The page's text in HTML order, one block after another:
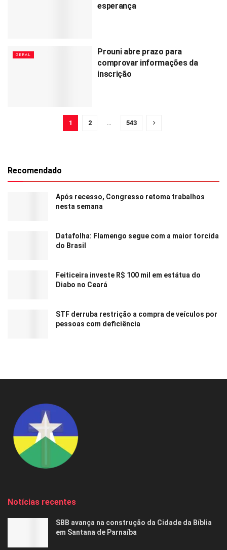
esperança
GERAL
Prouni abre prazo para
comprovar informações da
inscrição
1 2 543
Recomendado
Após recesso, Congresso retoma trabalhos
nesta semana
Datafolha: Flamengo segue com a maior torcida
do Brasil
Feiticeira investe R$ 100 mil em estátua do
Diabo no Ceará
STF derruba restrição a compra de veículos por
pessoas com deficiência
Notícias recentes
SBB avança na construção da Cidade da Bíblia
em Santana de Parnaíba